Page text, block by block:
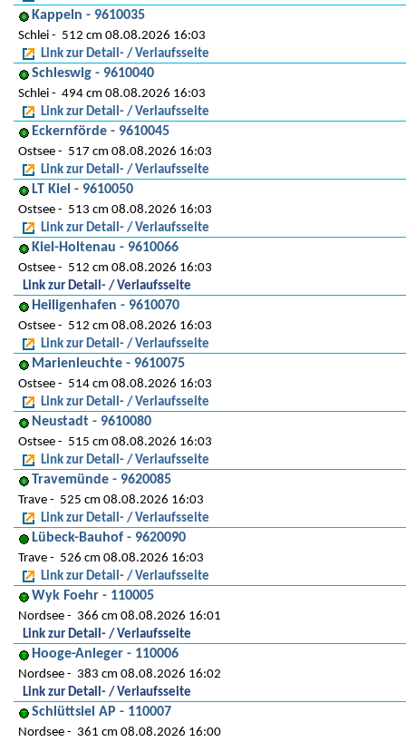
Kappeln - 9610035
Schlei
512 cm 08.08.2026 16:03
Link zur Detail- / Verlaufsseite
Schleswig - 9610040
Schlei
494 cm 08.08.2026 16:03
Link zur Detail- / Verlaufsseite
Eckernförde - 9610045
Ostsee
517 cm 08.08.2026 16:03
Link zur Detail- / Verlaufsseite
LT Kiel - 9610050
Ostsee
513 cm 08.08.2026 16:03
Link zur Detail- / Verlaufsseite
Kiel-Holtenau - 9610066
Ostsee
512 cm 08.08.2026 16:03
Link zur Detail- / Verlaufsseite
Heiligenhafen - 9610070
Ostsee
512 cm 08.08.2026 16:03
Link zur Detail- / Verlaufsseite
Marienleuchte - 9610075
Ostsee
514 cm 08.08.2026 16:03
Link zur Detail- / Verlaufsseite
Neustadt - 9610080
Ostsee
515 cm 08.08.2026 16:03
Link zur Detail- / Verlaufsseite
Travemünde - 9620085
Trave
525 cm 08.08.2026 16:03
Link zur Detail- / Verlaufsseite
Lübeck-Bauhof - 9620090
Trave
526 cm 08.08.2026 16:03
Link zur Detail- / Verlaufsseite
Wyk Foehr - 110005
Nordsee
366 cm 08.08.2026 16:01
Link zur Detail- / Verlaufsseite
Hooge-Anleger - 110006
Nordsee
383 cm 08.08.2026 16:02
Link zur Detail- / Verlaufsseite
Schlüttsiel AP - 110007
Nordsee 361 cm 08.08.2026 16:00